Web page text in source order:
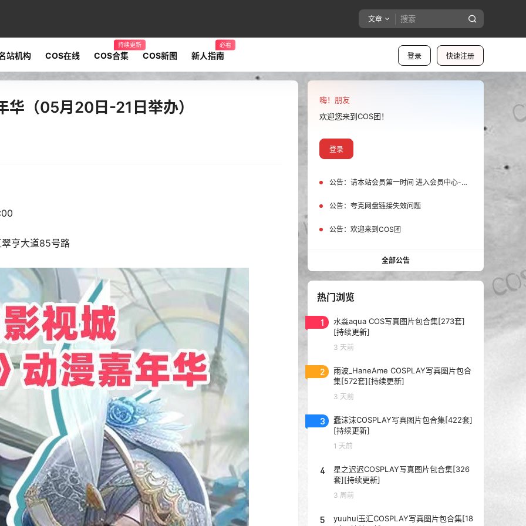
文章
登录 快速注册
站机构 COS在线 COS合集
持续更新
COS新图 新人指南
必看
华（05月20日-21日举办）
亨大道85号路
嗨！朋友
欢迎您来到COS团！
登录
公告： 请本站会员第一时间 进入会员中心-我的设置中为您的账号绑定邮箱!
公告： 夸克网盘链接失效问题
公告： 欢迎来到COS团
全部公告
热门浏览
1
水淼aqua COS写真图片包合集[273套]
[持续更新]
3 天前
2
雨波_HaneAme COSPLAY写真图片包合
集[572套][持续更新]
3 天前
3
蠢沫沫COSPLAY写真图片包合集[422套]
[持续更新]
1 天前
4
星之迟迟COSPLAY写真图片包合集[326
套][持续更新]
3 周前
5
yuuhui玉汇COSPLAY写真图片包合集[18